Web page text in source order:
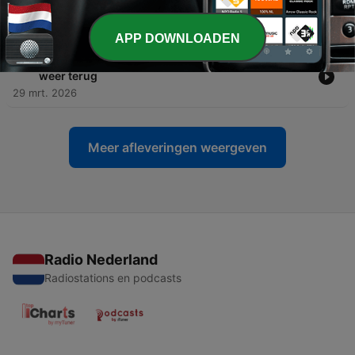
niemand je vertelt
28 mei 2026
96 - 95. Menopauze Hormoon Therapie gaf haar leven
weer terug
29 mrt. 2026
Meer afleveringen weergeven
Radio Nederland
Radiostations en podcasts
APP DOWNLOADEN